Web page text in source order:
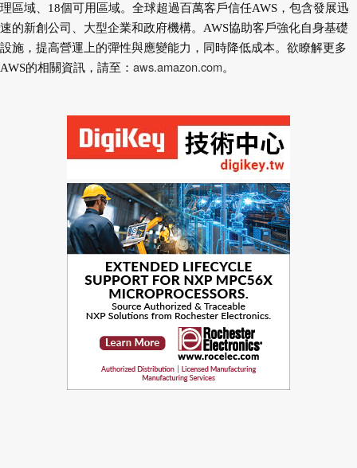
理區域、18個可用區域。全球超過百萬客戶信任AWS，包含發展迅
速的新創公司、大型企業和政府機構。AWS協助客戶強化自身基礎
設施，提高營運上的彈性與應變能力，同時降低成本。欲瞭解更多
AWS的相關資訊，請至： aws.amazon.com。